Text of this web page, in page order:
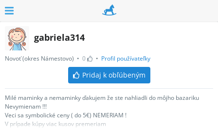
gabriela314
Novoť (okres Námestovo) • 0 • Profil používateľky
Pridaj k obľúbeným
Milé maminky a nemaminky ďakujem že ste nahliadli do môjho bazariku
Nevymienam !!!
Veci sa symbolické ceny ( do 5€) NEMERIAM !
V prípade kúpy viac kusov premeriam